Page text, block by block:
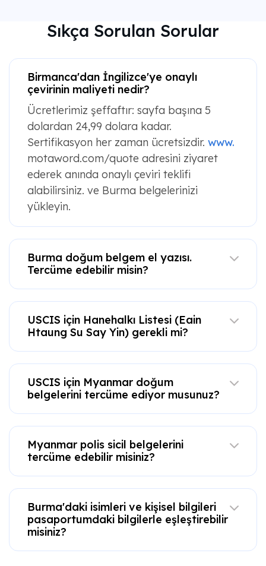
Sıkça Sorulan Sorular
Birmanca'dan İngilizce'ye onaylı
çevirinin maliyeti nedir?
Ücretlerimiz şeffaftır: sayfa başına 5
dolardan 24,99 dolara kadar.
Sertifikasyon her zaman ücretsizdir. www.
motaword.com/quote adresini ziyaret
ederek anında onaylı çeviri teklifi
alabilirsiniz. ve Burma belgelerinizi
yükleyin.
Burma doğum belgem el yazısı.
Tercüme edebilir misin?
USCIS için Hanehalkı Listesi (Eain
Htaung Su Say Yin) gerekli mi?
USCIS için Myanmar doğum
belgelerini tercüme ediyor musunuz?
Myanmar polis sicil belgelerini
tercüme edebilir misiniz?
Burma'daki isimleri ve kişisel bilgileri
pasaportumdaki bilgilerle eşleştirebilir
misiniz?